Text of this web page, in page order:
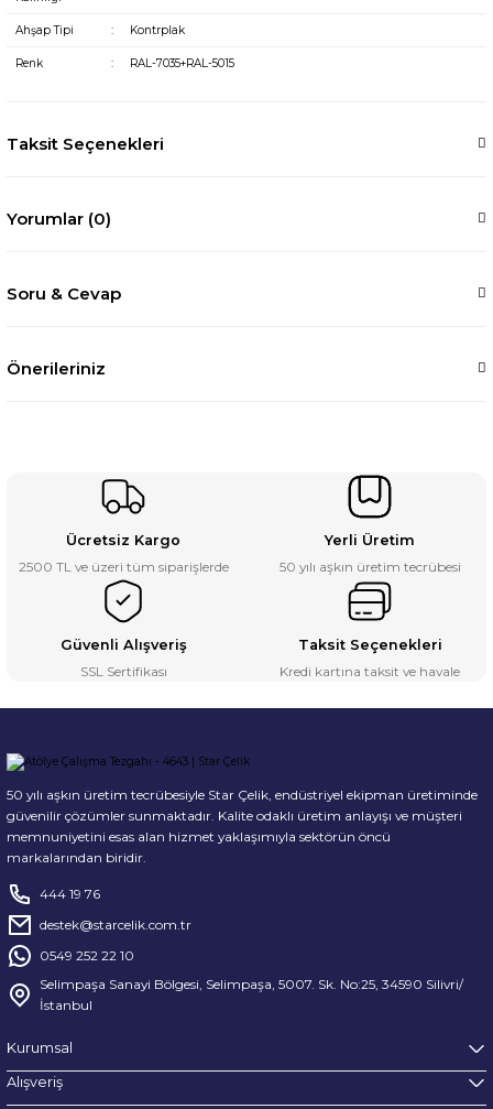
Ahşap Tipi : Kontrplak
Renk : RAL-7035+RAL-5015
Taksit Seçenekleri
Yorumlar (0)
Soru & Cevap
Önerileriniz
Ücretsiz Kargo
2500 TL ve üzeri tüm siparişlerde
Yerli Üretim
50 yılı aşkın üretim tecrübesi
Güvenli Alışveriş
SSL Sertifikası
Taksit Seçenekleri
Kredi kartına taksit ve havale
50 yılı aşkın üretim tecrübesiyle Star Çelik, endüstriyel ekipman üretiminde
güvenilir çözümler sunmaktadır. Kalite odaklı üretim anlayışı ve müşteri
memnuniyetini esas alan hizmet yaklaşımıyla sektörün öncü
markalarından biridir.
444 19 76
destek@starcelik.com.tr
0549 252 22 10
Selimpaşa Sanayi Bölgesi, Selimpaşa, 5007. Sk. No:25, 34590 Silivri/
İstanbul
Kurumsal
Alışveriş